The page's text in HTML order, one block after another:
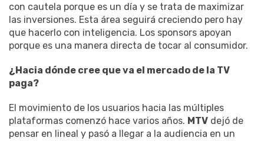
con cautela porque es un día y se trata de maximizar
las inversiones. Esta área seguirá creciendo pero hay
que hacerlo con inteligencia. Los sponsors apoyan
porque es una manera directa de tocar al consumidor.
¿Hacia dónde cree que va el mercado de la TV
paga?
El movimiento de los usuarios hacia las múltiples
plataformas comenzó hace varios años. MTV dejó de
pensar en lineal y pasó a llegar a la audiencia en un